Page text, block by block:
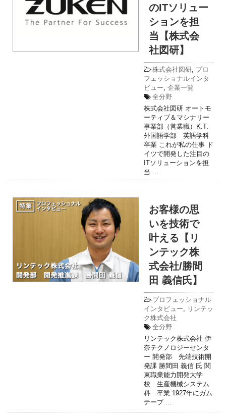
のITソリュー
ションを担
当【株式会
社図研】
-株式会社図研, プロ
フェッショナルインタ
ビュー, 企業一覧
全分野
株式会社図研 オートモ
ーティブ＆マシナリー
事業部（営業職）K.T.
外国語学部 英語学科
卒業 これが私の仕事 ド
イツで開発した注目の
ITソリューションを担
当 ...
お客様の思
いを技術で
叶える【リ
ンテック株
式会社/勝間
田 義信氏】
-プロフェッショナル
インタビュー, リンテッ
ク株式会社
全分野
リンテック株式会社 伊
奈テクノロジーセンタ
ー 開発部 先端技術開
発課 勝間田 義信 氏 関
東職業能力開発大学
校 生産機械システム
科 卒業 1927年にガム
テープ ...